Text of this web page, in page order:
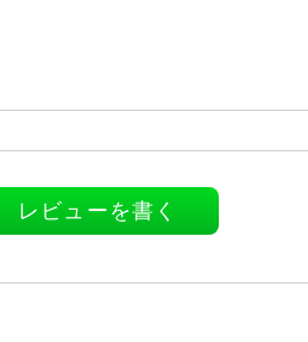
レビューを書く